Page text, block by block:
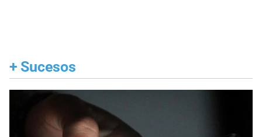
+ Sucesos